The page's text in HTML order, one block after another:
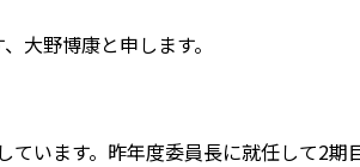
大野博康と申します。
います。昨年度委員長に就任して2期